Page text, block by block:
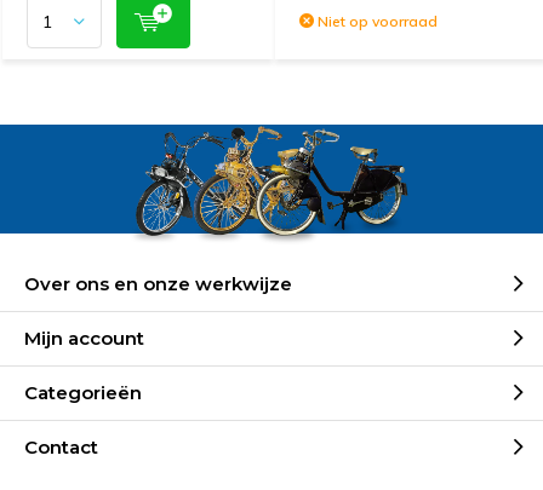
Niet op voorraad
Over ons en onze werkwijze
Mijn account
Categorieën
Contact